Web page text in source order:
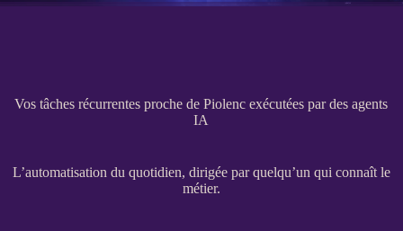
Vos tâches récurrentes proche de Piolenc exécutées par des agents
IA
L’automatisation du quotidien, dirigée par quelqu’un qui connaît le
métier.